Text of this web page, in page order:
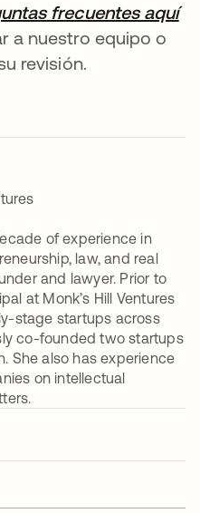
frecuentes aquí
a nuestro equipo o
revisión.
of experience in
law, and real
and lawyer. Prior to
at Monk’s Hill Ventures
stage startups across
co-founded two startups
She also has experience
on intellectual